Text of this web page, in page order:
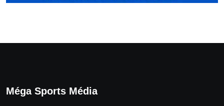
Méga Sports Média